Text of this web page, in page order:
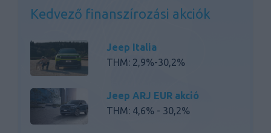
Kedvező finanszírozási akciók
Jeep Italia
THM: 2,9%-30,2%
Jeep ARJ EUR akció
THM: 4,6% - 30,2%